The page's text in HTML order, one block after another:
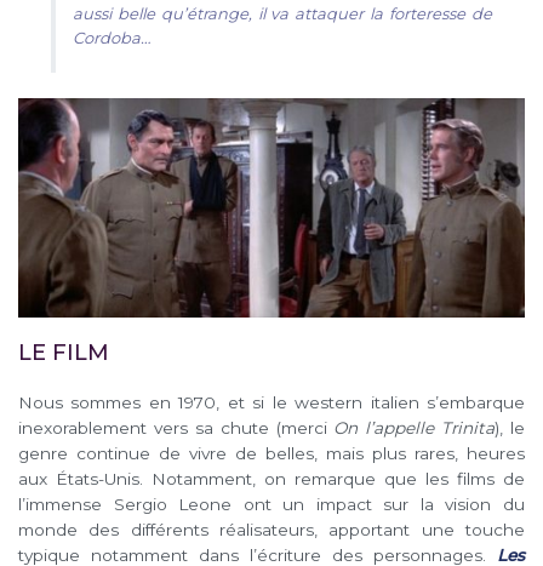
aussi belle qu’étrange, il va attaquer la forteresse de
Cordoba…
LE FILM
Nous sommes en 1970, et si le western italien s’embarque
inexorablement vers sa chute (merci On l’appelle Trinita), le
genre continue de vivre de belles, mais plus rares, heures
aux États-Unis. Notamment, on remarque que les films de
l’immense Sergio Leone ont un impact sur la vision du
monde des différents réalisateurs, apportant une touche
typique notamment dans l’écriture des personnages. Les